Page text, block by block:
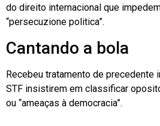
do direito internacional que
“persecuzione politica”.
Cantando a bola
Recebeu tratamento de precedente
STF insistirem em classificar
ou “ameaças à democracia”.